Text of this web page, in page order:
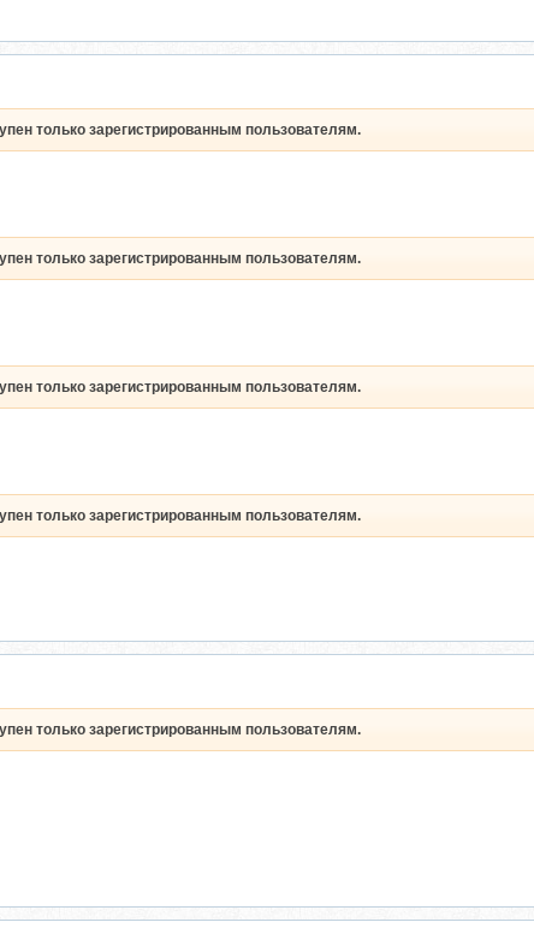
только зарегистрированным пользователям.
только зарегистрированным пользователям.
только зарегистрированным пользователям.
только зарегистрированным пользователям.
только зарегистрированным пользователям.